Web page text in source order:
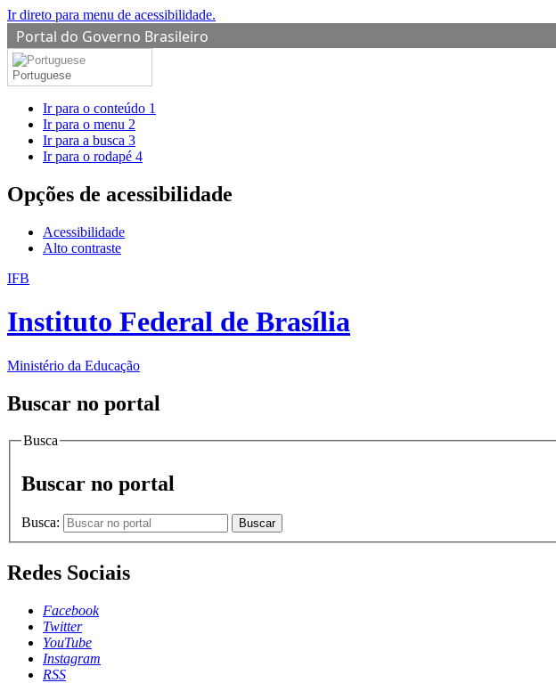
Ir direto para menu de acessibilidade.
Portal do Governo Brasileiro
Portuguese
Ir para o conteúdo 1
Ir para o menu 2
Ir para a busca 3
Ir para o rodapé 4
Opções de acessibilidade
Acessibilidade
Alto contraste
IFB
Instituto Federal de Brasília
Ministério da Educação
Buscar no portal
Busca
Buscar no portal
Busca: Buscar
Redes Sociais
Facebook
Twitter
YouTube
Instagram
RSS